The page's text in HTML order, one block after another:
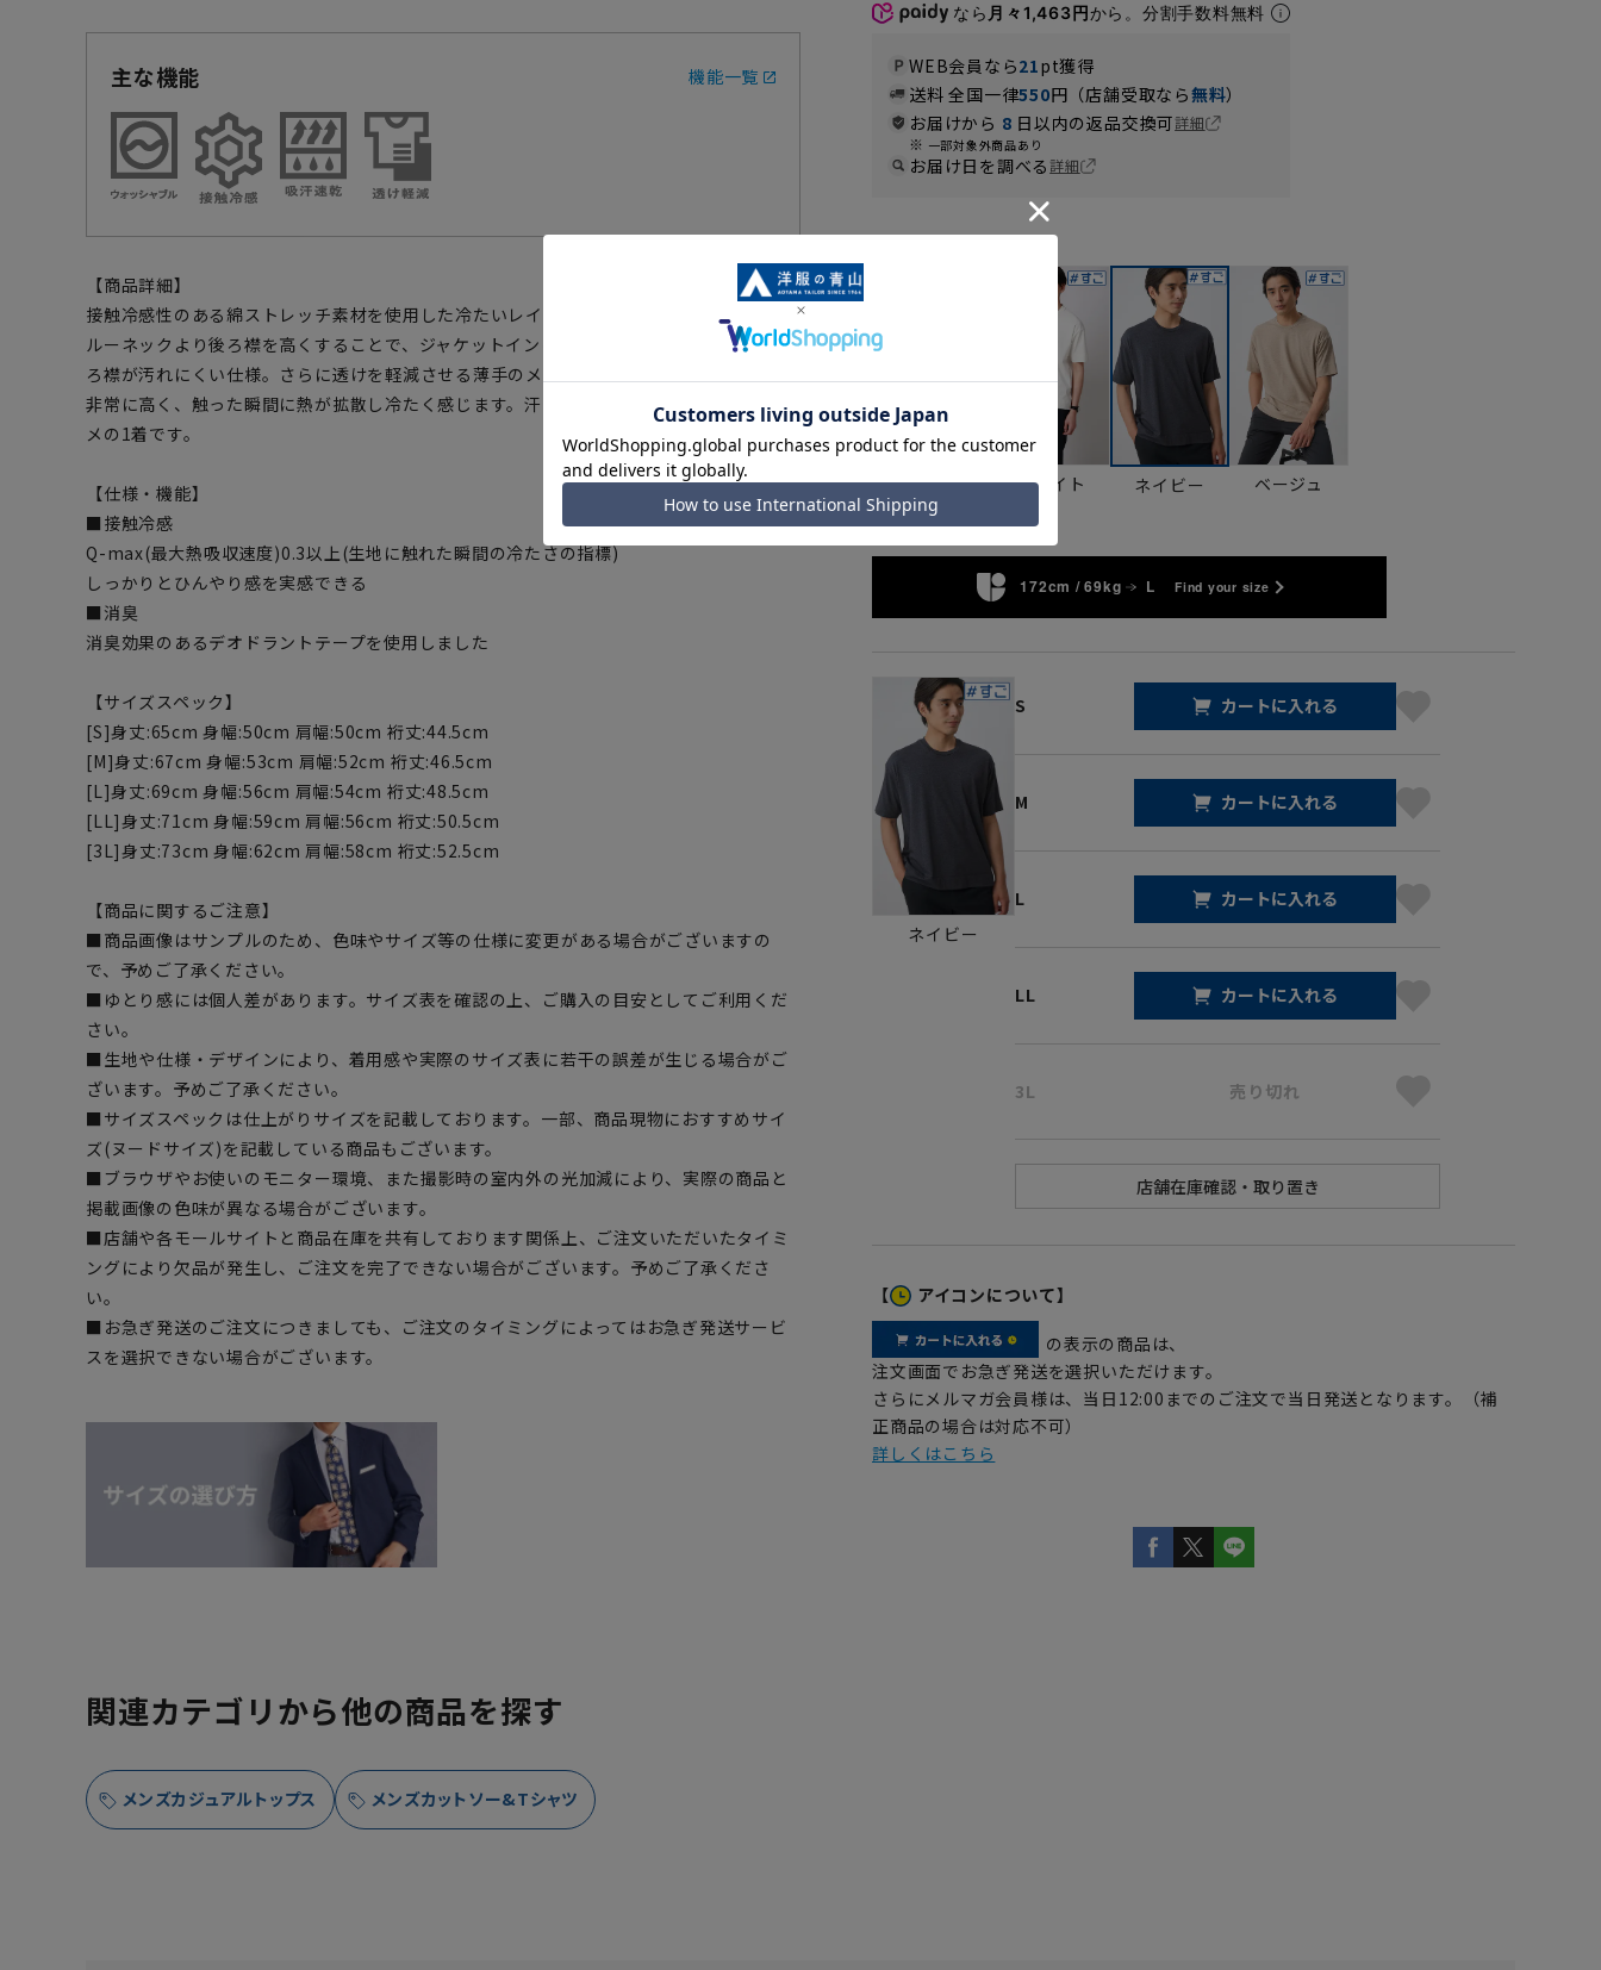
主な機能 機能一覧
【商品詳細】
接触冷感性のある綿ストレッチ素材を使用した冷たいレイヤードTシャツです。従来のク
ルーネックより後ろ襟を高くすることで、ジャケットインに着用しても納まりが良く、後
ろ襟が汚れにくい仕様。さらに透けを軽減させる薄手のメッシュ裏地を採用、熱伝導率が
非常に高く、触った瞬間に熱が拡散し冷たく感じます。汗じみも抑え汗ばむ季節にオスス
メの1着です。
【仕様・機能】
■接触冷感
Q-max(最大熱吸収速度)0.3以上(生地に触れた瞬間の冷たさの指標)
しっかりとひんやり感を実感できる
■消臭
消臭効果のあるデオドラントテープを使用しました
【サイズスペック】
[S]身丈:65cm 身幅:50cm 肩幅:50cm 裄丈:44.5cm
[M]身丈:67cm 身幅:53cm 肩幅:52cm 裄丈:46.5cm
[L]身丈:69cm 身幅:56cm 肩幅:54cm 裄丈:48.5cm
[LL]身丈:71cm 身幅:59cm 肩幅:56cm 裄丈:50.5cm
[3L]身丈:73cm 身幅:62cm 肩幅:58cm 裄丈:52.5cm
【商品に関するご注意】
■商品画像はサンプルのため、色味やサイズ等の仕様に変更がある場合がございますの
で、予めご了承ください。
■ゆとり感には個人差があります。サイズ表を確認の上、ご購入の目安としてご利用くだ
さい。
■生地や仕様・デザインにより、着用感や実際のサイズ表に若干の誤差が生じる場合がご
ざいます。予めご了承ください。
■サイズスペックは仕上がりサイズを記載しております。一部、商品現物におすすめサイ
ズ(ヌードサイズ)を記載している商品もございます。
■ブラウザやお使いのモニター環境、また撮影時の室内外の光加減により、実際の商品と
掲載画像の色味が異なる場合がございます。
■店舗や各モールサイトと商品在庫を共有しております関係上、ご注文いただいたタイミ
ングにより欠品が発生し、ご注文を完了できない場合がございます。予めご了承くださ
い。
■お急ぎ発送のご注文につきましても、ご注文のタイミングによってはお急ぎ発送サービ
スを選択できない場合がございます。
なら 月々1,463円から。分割手数料無料
WEB会員なら21pt獲得
送料 全国一律550円（店舗受取なら無料）
お届けから 8 日以内の返品交換可詳細
一部対象外商品あり
お届け日を調べる詳細
ブラック ホワイト ネイビー ベージュ
172cm / 69kg L Find your size
ネイビー
S カートに入れる
M カートに入れる
L カートに入れる
LL カートに入れる
3L 売り切れ
【 アイコンについて】
の表示の商品は、
注文画面でお急ぎ発送を選択いただけます。
さらにメルマガ会員様は、当日12:00までのご注文で当日発送となります。（補
正商品の場合は対応不可）
詳しくはこちら
関連カテゴリから他の商品を探す
メンズカジュアルトップス メンズカットソー&Tシャツ